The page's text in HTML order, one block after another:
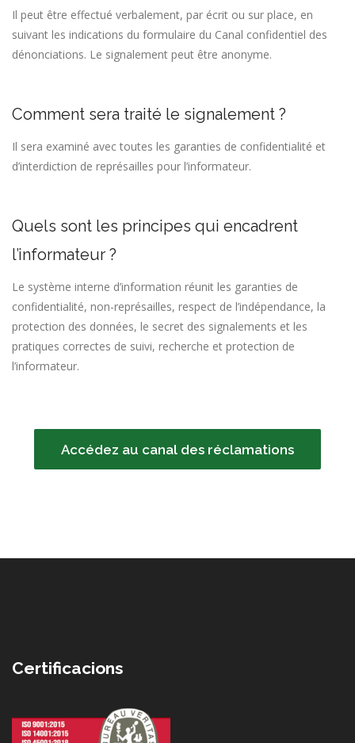
Il peut être effectué verbalement, par écrit ou sur place, en
suivant les indications du formulaire du Canal confidentiel des
dénonciations. Le signalement peut être anonyme.
Comment sera traité le signalement ?
Il sera examiné avec toutes les garanties de confidentialité et
d’interdiction de représailles pour l’informateur.
Quels sont les principes qui encadrent
l’informateur ?
Le système interne d’information réunit les garanties de
confidentialité, non-représailles, respect de l’indépendance, la
protection des données, le secret des signalements et les
pratiques correctes de suivi, recherche et protection de
l’informateur.
Accédez au canal des réclamations
Certificacions